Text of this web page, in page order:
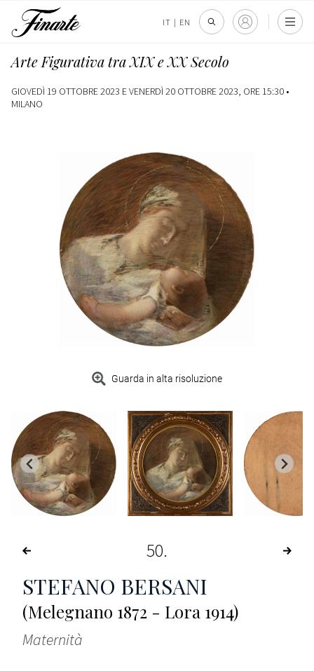
IT | EN
Arte Figurativa tra XIX e XX Secolo
GIOVEDÌ 19 OTTOBRE 2023 E VENERDÌ 20 OTTOBRE 2023, ORE 15:30 •
MILANO
Guarda in alta risoluzione
50
STEFANO BERSANI
(Melegnano 1872 - Lora 1914)
Maternità